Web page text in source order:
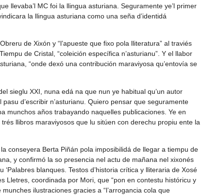
llevaba’l MC foi la llingua asturiana. Seguramente ye’l primer
la llingua asturiana como una seña d’identidá
de Xixón y “l’apueste que fixo pola lliteratura” al traviés
de Cristal, “coleición específica n’asturianu”. Y el llabor
“onde dexó una contribución maraviyosa qu’entovía se
sieglu XXI, nuna edá na que nun ye habitual qu’un autor
d’escribir n’asturianu. Quiero pensar que seguramente
munchos años trabayando naquelles publicaciones. Ye en
llibros maraviyosos que lu sitúen con derechu propiu ente la
conseyera Berta Piñán pola imposibilidá de llegar a tiempu de
y confirmó la so presencia nel actu de mañana nel xixonés
blanques. Testos d’historia crítica y lliteraria de Xosé
Lletres, coordinada por Mori, que “pon en contestu históricu y
ilustraciones gracies a “l’arrogancia cola que